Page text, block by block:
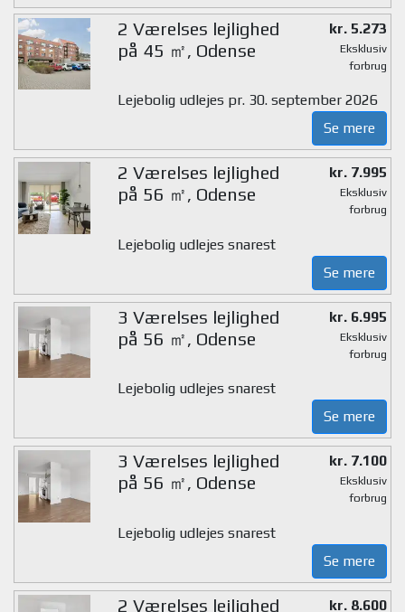
2 Værelses lejlighed
på 45 ㎡, Odense
kr. 5.273
Eksklusiv
forbrug
Lejebolig udlejes pr. 30. september 2026
Se mere
2 Værelses lejlighed
på 56 ㎡, Odense
kr. 7.995
Eksklusiv
forbrug
Lejebolig udlejes snarest
Se mere
3 Værelses lejlighed
på 56 ㎡, Odense
kr. 6.995
Eksklusiv
forbrug
Lejebolig udlejes snarest
Se mere
3 Værelses lejlighed
på 56 ㎡, Odense
kr. 7.100
Eksklusiv
forbrug
Lejebolig udlejes snarest
Se mere
2 Værelses lejlighed
kr. 8.600